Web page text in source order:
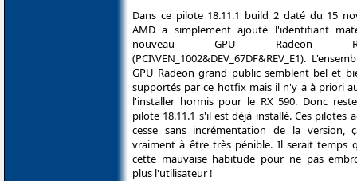
Dans ce pilote 18.11.1 build 2 daté du 15
AMD a simplement ajouté l'identifiant
nouveau GPU Radeon
(PCI\VEN_1002&DEV_67DF&REV_E1).
GPU Radeon grand public semblent bel et
supportés par ce hotfix mais il n'y a à priori
l'installer hormis pour le RX 590. Donc
pilote 18.11.1 s'il est déjà installé. Ces pilotes
cesse sans incrémentation de la version,
vraiment à être très pénible. Il serait temps
cette mauvaise habitude pour ne pas
plus l'utilisateur !